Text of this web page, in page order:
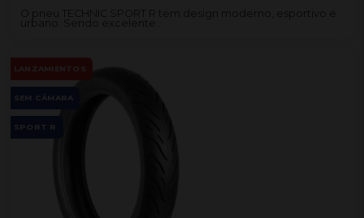
O pneu TECHNIC SPORT R tem design moderno, esportivo e
urbano. Sendo excelente...
LANZAMIENTOS
SEM CÂMARA
SPORT R